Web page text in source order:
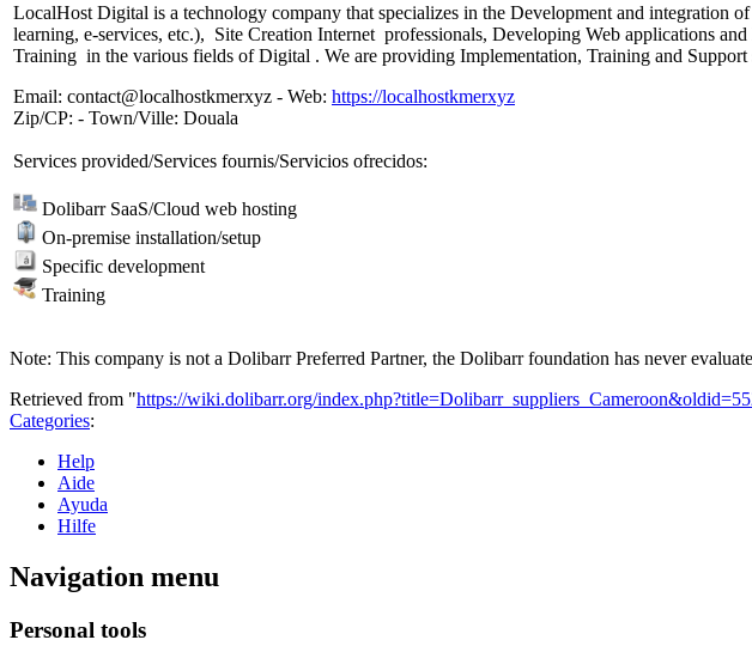
LocalHost Digital is a technology company that specializes in the Development and integration
learning, e-services, etc.), Site Creation Internet professionals, Developing Web applications
Training in the various fields of Digital . We are providing Implementation, Training and
Email: contact@localhostkmerxyz - Web: https://localhostkmerxyz
Zip/CP: - Town/Ville: Douala
Services provided/Services fournis/Servicios ofrecidos:
Dolibarr SaaS/Cloud web hosting
On-premise installation/setup
Specific development
Training
Note: This company is not a Dolibarr Preferred Partner, the Dolibarr foundation has never
Retrieved from "https://wiki.dolibarr.org/
Categories:
Help
Aide
Ayuda
Hilfe
Navigation menu
Personal tools